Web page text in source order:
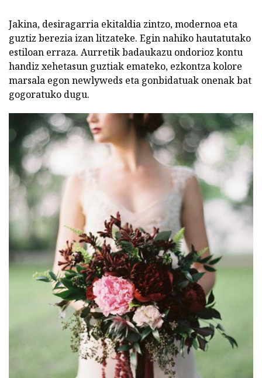
Jakina, desiragarria ekitaldia zintzo, modernoa eta
guztiz berezia izan litzateke. Egin nahiko hautatutako
estiloan erraza. Aurretik badaukazu ondorioz kontu
handiz xehetasun guztiak emateko, ezkontza kolore
marsala egon newlyweds eta gonbidatuak onenak bat
gogoratuko dugu.